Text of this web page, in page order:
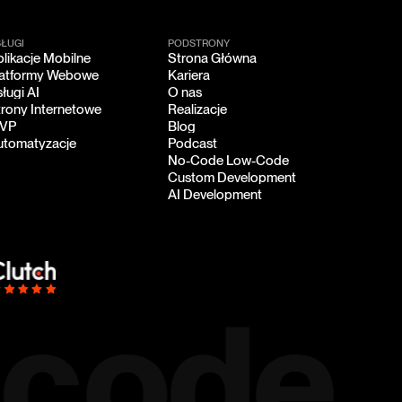
Mobilne
Mobilne
Webowe
Webowe
AI
AI
Internetowe
Internetowe
PODSTRONY
Strona Główna
Strona Główna
Kariera
Kariera
O nas
O nas
Realizacje
Realizacje
Blog
Blog
Podcast
Podcast
No-Code Low-Code
No-Code Low-Code
Custom Development
Custom Development
AI Development